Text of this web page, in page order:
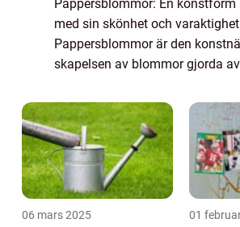
Pappersblommor: En
med sin skönhet och varaktighet
Pappersblommor är den
skapelsen av blommor gjorda
konst har funnits i århundraden
genomgått en impon...
06 mars 2025 01